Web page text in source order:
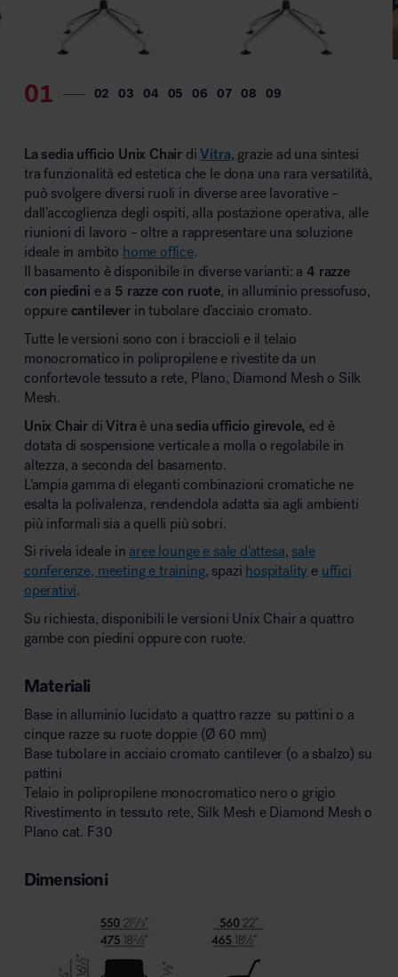
MillerKnoll
La sedia ufficio Unix Chair diVitra, grazie ad una sintesi
tra funzionalità ed estetica che le dona una rara versatilità,
può svolgere diversi ruoli in diverse aree lavorative –
dall’accoglienza degli ospiti, alla postazione operativa, alle
riunioni di lavoro – oltre a rappresentare una soluzione
ideale in ambito home office.
Il basamento è disponibile in diverse varianti: a4 razze
con piedini e a 5 razze con ruote, in alluminio pressofuso,
oppure cantileverin tubolare d’acciaio cromato.
Tutte le versioni sono con i braccioli e il telaio
monocromatico in polipropilene e rivestite da un
confortevole tessuto a rete, Plano, Diamond Mesh o Silk
Mesh.
Unix Chair diVitra è una sedia ufficio girevole, ed è
dotata di sospensione verticale a molla o regolabile in
altezza, a seconda del basamento.
L’ampia gamma di eleganti combinazioni cromatiche ne
esalta la polivalenza, rendendola adatta sia agli ambienti
più informali sia a quelli più sobri.
Si rivela ideale in aree lounge e sale d’attesa, sale
conferenze, meeting e training, spazi hospitality e uffici
operativi.
Su richiesta, disponibili le versioni Unix Chair a quattro
gambe con piedini oppure con ruote.
Materiali
Base in alluminio lucidato a quattro razze su pattini o a
cinque razze su ruote doppie (Ø 60 mm)
Base tubolare in acciaio cromato cantilever (o a sbalzo) su
pattini
Telaio in polipropilene monocromatico nero o grigio
Rivestimento in tessuto rete, Silk Mesh e Diamond Mesh o
Plano cat. F30
Dimensioni